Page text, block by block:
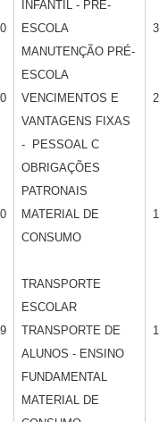
INFANTIL - PRÉ-
ESCOLA
MANUTENÇÃO PRÉ-
ESCOLA
VENCIMENTOS E
VANTAGENS FIXAS
- PESSOAL C
OBRIGAÇÕES
PATRONAIS
MATERIAL DE
CONSUMO
TRANSPORTE
ESCOLAR
TRANSPORTE DE
ALUNOS - ENSINO
FUNDAMENTAL
MATERIAL DE